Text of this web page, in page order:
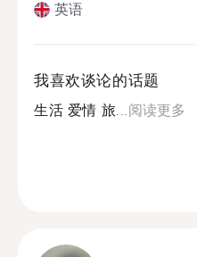
英语
我喜欢谈论的话题
生活 爱情 旅...阅读更多